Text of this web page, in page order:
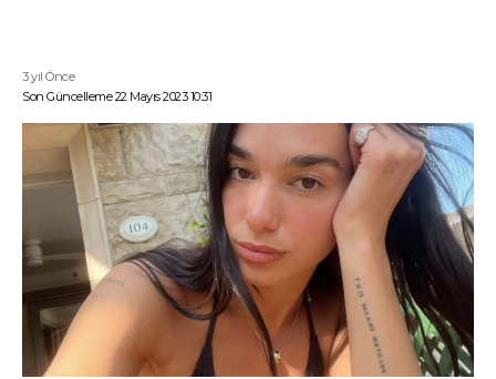
Son Güncelleme 22 Mayıs 2023 10:31
3 yıl Önce